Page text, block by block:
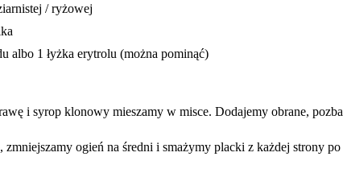
/ ryżowej
albo 1 łyżka erytrolu (można pominąć)
i syrop klonowy mieszamy w misce. Dodajemy obrane,
zmniejszamy ogień na średni i smażymy placki z każdej strony